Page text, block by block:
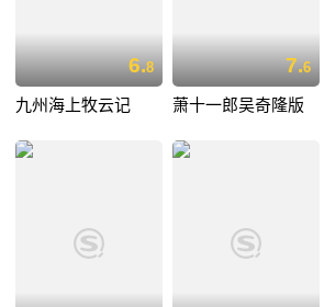
6.8
九州海上牧云记
7.6
萧十一郎吴奇隆版